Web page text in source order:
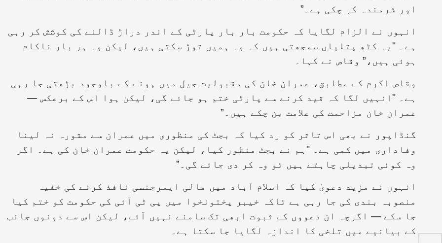
اور شرمندہ کر چکی ہے۔”
انہوں نے الزام لگایا کہ حکومت بار بار پارٹی کے اندر دراڑ ڈالنے کی کوشش کر رہی
ہے۔ "یہ کٹھ پتلیاں سمجھتی ہیں کہ وہ ہمیں توڑ سکتی ہیں، لیکن وہ ہر بار ناکام
ہوئی ہیں،” وقاص نے کہا۔
وقاص اکرم کے مطابق، عمران خان کی مقبولیت جیل میں ہونے کے باوجود بڑھتی جا رہی
ہے۔ "انہیں لگا کہ قید کرنے سے پارٹی ختم ہو جائے گی، لیکن ہوا اس کے برعکس —
عمران خان مزاحمت کی علامت بن چکے ہیں۔”
گنڈاپور نے بھی اس تاثر کو رد کیا کہ بجٹ کی منظوری میں عمران سے مشورہ نہ لینا
وفاداری میں کمی ہے۔ "ہم نے بجٹ منظور کیا، لیکن یہ حکومت عمران خان کی ہے۔ اگر
وہ کوئی تبدیلی چاہتے ہیں تو وہ کر دی جائے گی۔”
انہوں نے مزید دعویٰ کیا کہ اسلام آباد میں مالی ایمرجنسی نافذ کرنے کی خفیہ
منصوبہ بندی کی جا رہی ہے تاکہ خیبر پختونخوا میں پی ٹی آئی کی حکومت کو ختم کیا
جا سکے — اگرچہ ان دعووں کے ثبوت ابھی تک سامنے نہیں آئے، لیکن اس سے دونوں جانب
کے بیانیے میں تلخی کا اندازہ لگایا جا سکتا ہے۔